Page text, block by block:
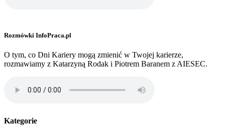
Rozmówki InfoPraca.pl
O tym, co Dni Kariery mogą zmienić w Twojej karierze,
rozmawiamy z Katarzyną Rodak i Piotrem Baranem z AIESEC.
Kategorie